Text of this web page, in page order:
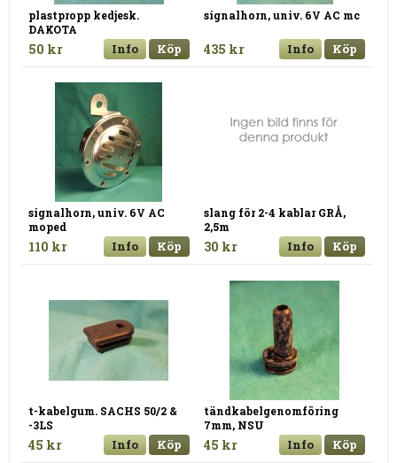
plastpropp kedjesk.
DAKOTA
50 kr Info Köp
signalhorn, univ. 6V AC mc
435 kr Info Köp
signalhorn, univ. 6V AC
moped
110 kr Info Köp
slang för 2-4 kablar GRÅ,
2,5m
30 kr Info Köp
t-kabelgum. SACHS 50/2 &
-3LS
45 kr Info Köp
tändkabelgenomföring
7mm, NSU
45 kr Info Köp